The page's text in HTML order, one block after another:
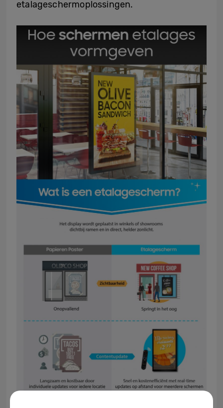
etalageschermoplossingen.